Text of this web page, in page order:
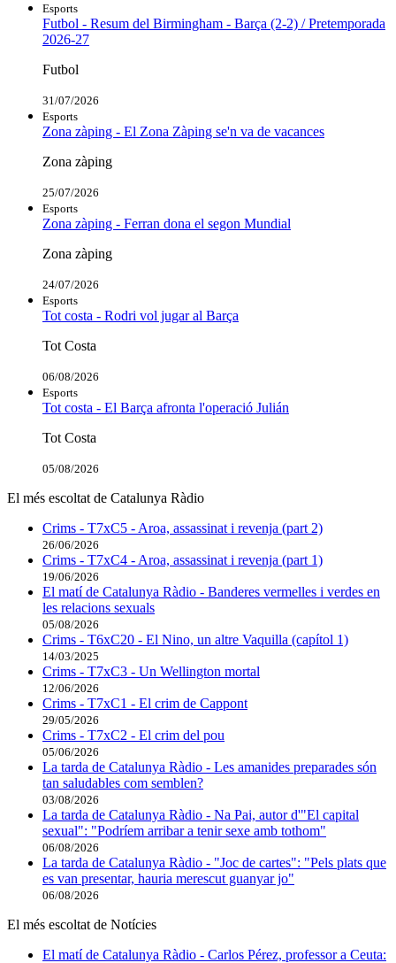
Esports
Futbol - Resum del Birmingham - Barça (2-2) / Pretemporada
2026-27
Futbol
31/07/2026
Esports
Zona zàping - El Zona Zàping se'n va de vacances
Zona zàping
25/07/2026
Esports
Zona zàping - Ferran dona el segon Mundial
Zona zàping
24/07/2026
Esports
Tot costa - Rodri vol jugar al Barça
Tot Costa
06/08/2026
Esports
Tot costa - El Barça afronta l'operació Julián
Tot Costa
05/08/2026
El més escoltat de Catalunya Ràdio
Crims - T7xC5 - Aroa, assassinat i revenja (part 2)
26/06/2026
Crims - T7xC4 - Aroa, assassinat i revenja (part 1)
19/06/2026
El matí de Catalunya Ràdio - Banderes vermelles i verdes en
les relacions sexuals
05/08/2026
Crims - T6xC20 - El Nino, un altre Vaquilla (capítol 1)
14/03/2025
Crims - T7xC3 - Un Wellington mortal
12/06/2026
Crims - T7xC1 - El crim de Cappont
29/05/2026
Crims - T7xC2 - El crim del pou
05/06/2026
La tarda de Catalunya Ràdio - Les amanides preparades són
tan saludables com semblen?
03/08/2026
La tarda de Catalunya Ràdio - Na Pai, autor d'"El capital
sexual": "Podríem arribar a tenir sexe amb tothom"
06/08/2026
La tarda de Catalunya Ràdio - "Joc de cartes": "Pels plats que
es van presentar, hauria merescut guanyar jo"
06/08/2026
El més escoltat de Notícies
El matí de Catalunya Ràdio - Carlos Pérez, professor a Ceuta: